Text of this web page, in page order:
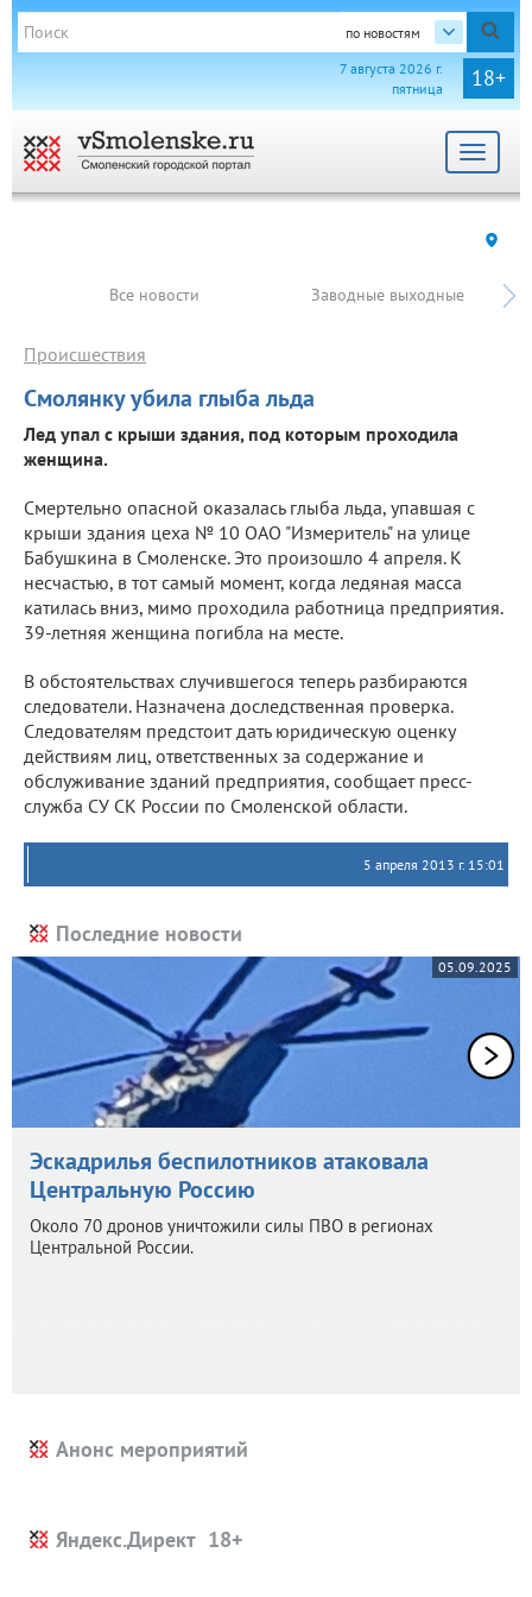
по новостям
18+
7 августа 2026 г.
пятница
Toggle
Все новости Заводные выходные
Смолянку убила глыба льда
Происшествия
Лед упал с крыши здания, под которым проходила
женщина.
Смертельно опасной оказалась глыба льда, упавшая с
крыши здания цеха № 10 ОАО "Измеритель" на улице
Бабушкина в Смоленске. Это произошло 4 апреля. К
несчастью, в тот самый момент, когда ледяная масса
катилась вниз, мимо проходила работница предприятия.
39-летняя женщина погибла на месте.
В обстоятельствах случившегося теперь разбираются
следователи. Назначена доследственная проверка.
Следователям предстоит дать юридическую оценку
действиям лиц, ответственных за содержание и
обслуживание зданий предприятия, сообщает пресс-
служба СУ СК России по Смоленской области.
5 апреля 2013 г. 15:01
Последние новости
05.09.2025
Эскадрилья беспилотников атаковала
Центральную Россию
Около 70 дронов уничтожили силы ПВО в регионах
Центральной России.
Анонс мероприятий
Яндекс.Директ